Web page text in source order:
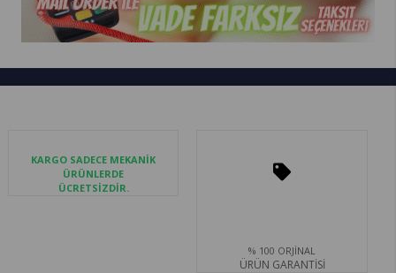
KARGO SADECE MEKANİK
ÜRÜNLERDE
ÜCRETSİZDİR.
% 100 ORJİNAL
ÜRÜN GARANTİSİ